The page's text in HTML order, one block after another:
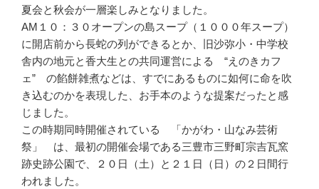
夏会と秋会が一層楽しみとなりました。
AM１０：３０オープンの島スープ（１０００年スープ）
に開店前から長蛇の列ができるとか、旧沙弥小・中学校
舎内の地元と香大生との共同運営による “えのきカフ
ェ” の餡餅雑煮などは、すでにあるものに如何に命を吹
き込むのかを表現した、お手本のような提案だったと感
じました。
この時期同時開催されている 「かがわ・山なみ芸術
祭」 は、最初の開催会場である三豊市三野町宗吉瓦窯
跡史跡公園で、２０日（土）と２１日（日）の２日間行
われました。